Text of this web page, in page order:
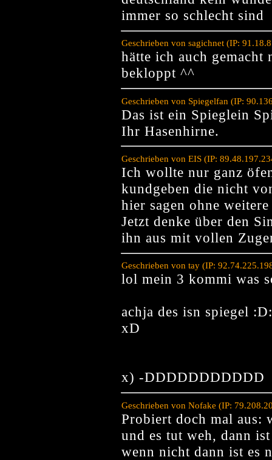
immer so schlecht sind
Geschrieben von sagichnet (IP:
hätte ich auch gemacht
bekloppt ^^
Geschrieben von Spiegelfan (IP:
Das ist ein Spieglein
Ihr Hasenhirne.
Geschrieben von EIS (IP:
Ich wollte nur ganz
kundgeben die nicht
hier sagen ohne
Jetzt denke über den
ihn aus mit vollen
Geschrieben von tay (IP:
lol mein 3 kommi was
achja des isn spiegel
xD
x) -DDDDDDDDDDD
Geschrieben von Nofake (IP:
Probiert doch mal aus:
und es tut weh, dann
wenn nicht dann ist es